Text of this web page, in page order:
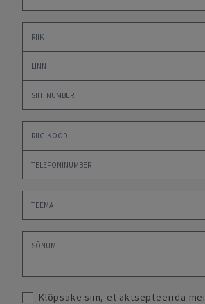
Klõpsake siin, et aktsepteerida